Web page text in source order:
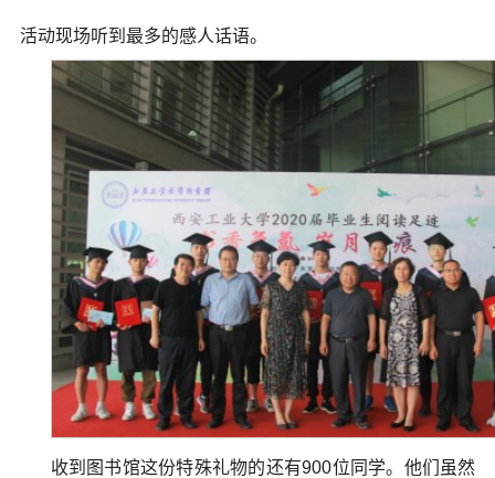
活动现场听到最多的感人话语。
收到图书馆这份特殊礼物的还有900位同学。他们虽然